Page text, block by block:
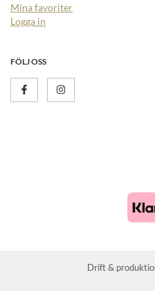
Mina favoriter
Logga in
FÖLJ OSS
Drift &